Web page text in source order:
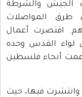
الجيش والشرطة
طرق المواصلات
اقتصرت أعمال
لواء القدس وحده
عمت أنحاء فلسطين
وانتشرت فيها، حيث